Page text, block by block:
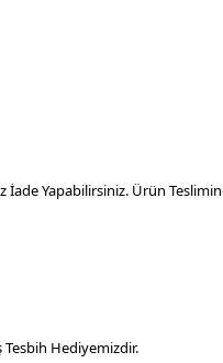
İade Yapabilirsiniz. Ürün
Tesbih Hediyemizdir.